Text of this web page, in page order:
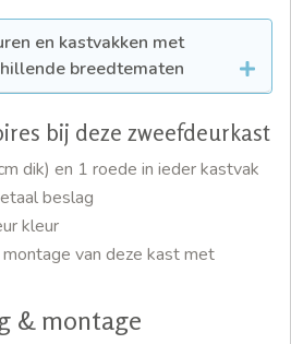
en kastvakken met
breedtematen
bij deze zweefdeurkast
dik) en 1 roede in ieder kastvak
beslag
kleur
van deze kast met
& montage